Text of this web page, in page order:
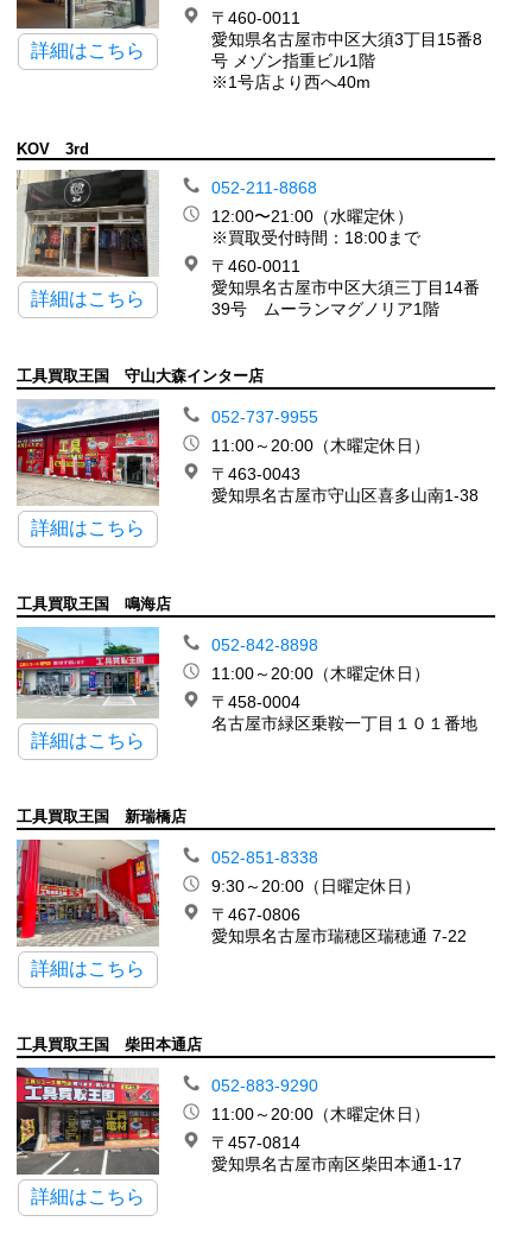
詳細はこちら
〒460-0011
愛知県名古屋市中区大須3丁目15番8
号 メゾン指重ビル1階
※1号店より西へ40m
KOV 3rd
詳細はこちら
052-211-8868
12:00〜21:00（水曜定休）
※買取受付時間：18:00まで
〒460-0011
愛知県名古屋市中区大須三丁目14番
39号 ムーランマグノリア1階
工具買取王国 守山大森インター店
詳細はこちら
052-737-9955
11:00～20:00（木曜定休日）
〒463-0043
愛知県名古屋市守山区喜多山南1-38
工具買取王国 鳴海店
詳細はこちら
052-842-8898
11:00～20:00（木曜定休日）
〒458-0004
名古屋市緑区乗鞍一丁目１０１番地
工具買取王国 新瑞橋店
詳細はこちら
052-851-8338
9:30～20:00（日曜定休日）
〒467-0806
愛知県名古屋市瑞穂区瑞穂通 7-22
工具買取王国 柴田本通店
詳細はこちら
052-883-9290
11:00～20:00（木曜定休日）
〒457-0814
愛知県名古屋市南区柴田本通1-17